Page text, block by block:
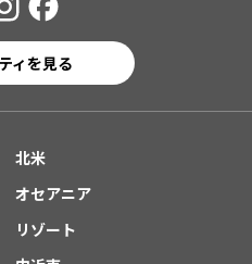
ィを見る
北米
オセアニア
リゾート